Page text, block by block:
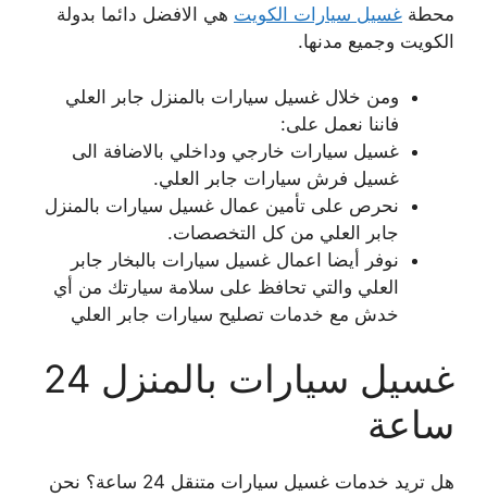
محطة غسيل سيارات الكويت هي الافضل دائما بدولة
الكويت وجميع مدنها.
ومن خلال غسيل سيارات بالمنزل جابر العلي
فاننا نعمل على:
غسيل سيارات خارجي وداخلي بالاضافة الى
غسيل فرش سيارات جابر العلي.
نحرص على تأمين عمال غسيل سيارات بالمنزل
جابر العلي من كل التخصصات.
نوفر أيضا اعمال غسيل سيارات بالبخار جابر
العلي والتي تحافظ على سلامة سيارتك من أي
خدش مع خدمات تصليح سيارات جابر العلي
غسيل سيارات بالمنزل 24
ساعة
هل تريد خدمات غسيل سيارات متنقل 24 ساعة؟ نحن